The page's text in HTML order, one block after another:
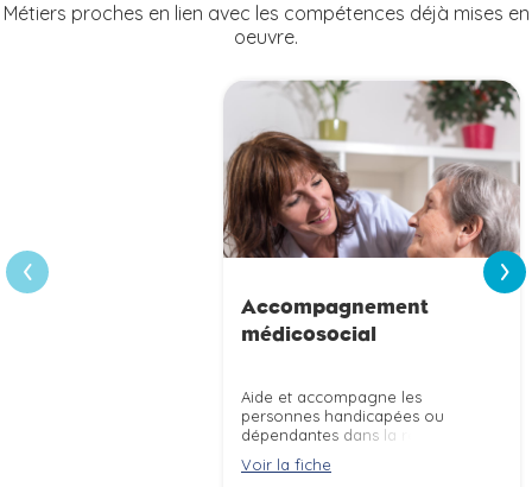
Métiers proches en lien avec les compétences déjà mises en
oeuvre.
Accompagnement
médicosocial
Aide et accompagne les
personnes handicapées ou
dépendantes dans la réalisation
afin de favoriser le maintien ou
Voir la fiche
‹
›